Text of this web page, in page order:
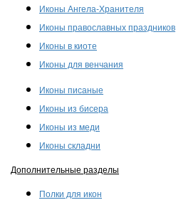
Иконы Ангела-Хранителя
Иконы православных праздников
Иконы в киоте
Иконы для венчания
Иконы писаные
Иконы из бисера
Иконы из меди
Иконы складни
Дополнительные разделы
Полки для икон